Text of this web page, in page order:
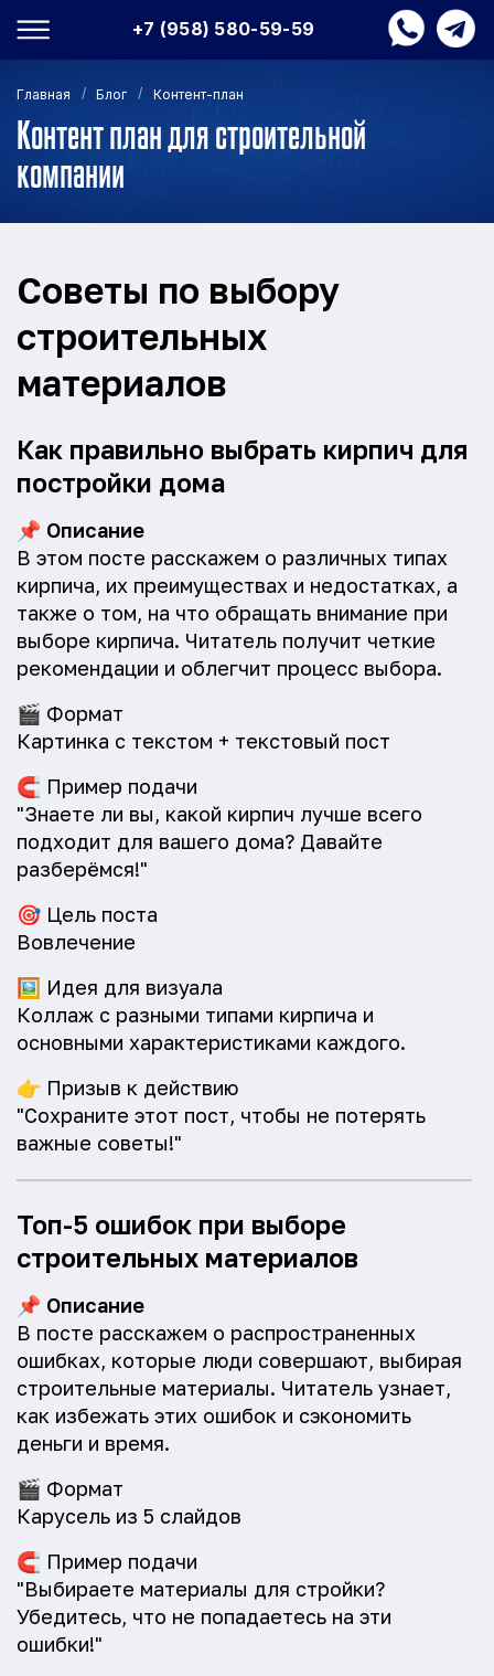
+7 (958) 580-59-59
Главная / Блог / Контент-план
Контент план для строительной
компании
Советы по выбору
строительных
материалов
Как правильно выбрать кирпич для
постройки дома
📌 Описание
В этом посте расскажем о различных типах
кирпича, их преимуществах и недостатках, а
также о том, на что обращать внимание при
выборе кирпича. Читатель получит четкие
рекомендации и облегчит процесс выбора.
🎬 Формат
Картинка с текстом + текстовый пост
🧲 Пример подачи
"Знаете ли вы, какой кирпич лучше всего
подходит для вашего дома? Давайте
разберёмся!"
🎯 Цель поста
Вовлечение
🖼️ Идея для визуала
Коллаж с разными типами кирпича и
основными характеристиками каждого.
👉 Призыв к действию
"Сохраните этот пост, чтобы не потерять
важные советы!"
Топ-5 ошибок при выборе
строительных материалов
📌 Описание
В посте расскажем о распространенных
ошибках, которые люди совершают, выбирая
строительные материалы. Читатель узнает,
как избежать этих ошибок и сэкономить
деньги и время.
🎬 Формат
Карусель из 5 слайдов
🧲 Пример подачи
"Выбираете материалы для стройки?
Убедитесь, что не попадаетесь на эти
ошибки!"